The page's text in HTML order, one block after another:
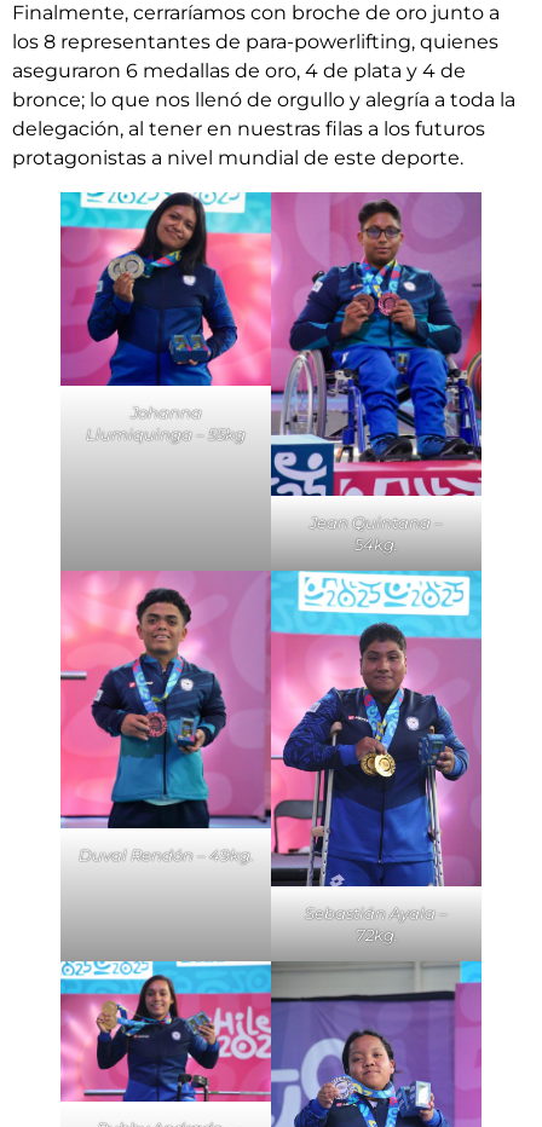
Finalmente, cerraríamos con broche de oro junto a
los 8 representantes de para-powerlifting, quienes
aseguraron 6 medallas de oro, 4 de plata y 4 de
bronce; lo que nos llenó de orgullo y alegría a toda la
delegación, al tener en nuestras filas a los futuros
protagonistas a nivel mundial de este deporte.
Johanna
Llumiquinga – 55kg
Jean Quintana –
54kg.
Duval Rendón – 49kg.
Sebastián Ayala –
72kg.